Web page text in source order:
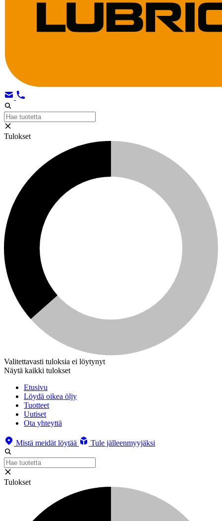
Tulokset
Valitettavasti tuloksia ei löytynyt
Näytä kaikki tulokset
Etusivu
Löydä oikea öljy
Tuotteet
Uutiset
Ota yhteyttä
Mistä meidät löytää Tule jälleenmyyjäksi
Tulokset